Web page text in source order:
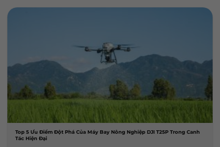
Top 5 Ưu Điểm Đột Phá Của Máy Bay Nông Nghiệp DJI T25P Trong Canh
Tác Hiện Đại